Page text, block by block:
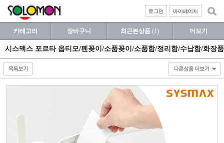
마이페이지
로그인
카테고리 장바구니 최근본상품 (1) 더보기
시스맥스 포르타 옵티모/펜꽂이/소품꽂이/소품함/정리함/수납함/화장